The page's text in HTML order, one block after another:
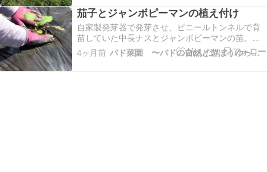
苗を発芽・育苗中で、十分に暖かくなる5月上旬に
定植しま…
茄子とジャンボピーマンの植え付け
自家製発芽器で発芽させ、ビニールトンネルで育
苗していた中長ナスとジャンボピーマンの苗。も
うかなり暖かくなって遅霜もないようなので、い
いよいよ畑に植え付けることに。自家消費用とし
4ヶ月前 バド菜園 〜バドの自然と遊ぼうゆったり菜園らいふ〜